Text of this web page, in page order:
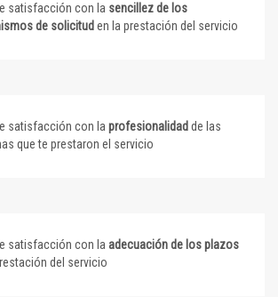
satisfacción con la sencillez de los
de solicitud en la prestación del servicio
satisfacción con la profesionalidad de las
que te prestaron el servicio
satisfacción con la adecuación de los plazos
del servicio